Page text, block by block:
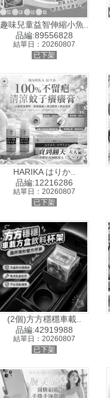
趣味兒童益智伸縮小魚..
品編:89556828
結單日：20260807
已下架
HARIKA はりか..
品編:12216286
結單日：20260807
已下架
(2個)方方穩穩車載..
品編:42919988
結單日：20260807
已下架